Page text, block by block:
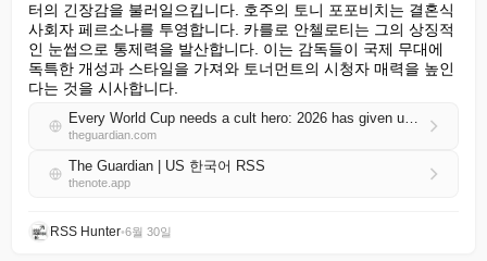
터의 긴장감을 불러일으킵니다. 호주의 토니 포포비치는 결혼식
사회자 페르소나를 투영합니다. 카를로 안첼로티는 그의 상징적
인 눈썹으로 통제력을 발산합니다. 이는 감독들이 국제 무대에
독특한 개성과 스타일을 가져와 토너먼트의 시청자 매력을 높인
다는 것을 시사합니다.
Every World Cup needs a cult hero: 2026 has given us touchline dreamboat Sebastián Beccacece
theguardian.com
The Guardian | US 한국어 RSS
thenote.app
RSS Hunter•6월 30일